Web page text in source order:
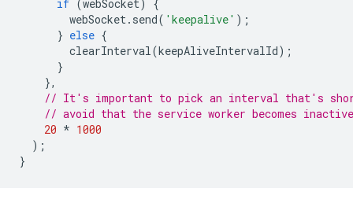
if (webSocket)
{
webSocket. send( 'keepalive' );
} else {
clearInterval(keepAliveIntervalId);
}
},
// It's important to pick an interval that's
// avoid that the service worker becomes
20 * 1000
);
}